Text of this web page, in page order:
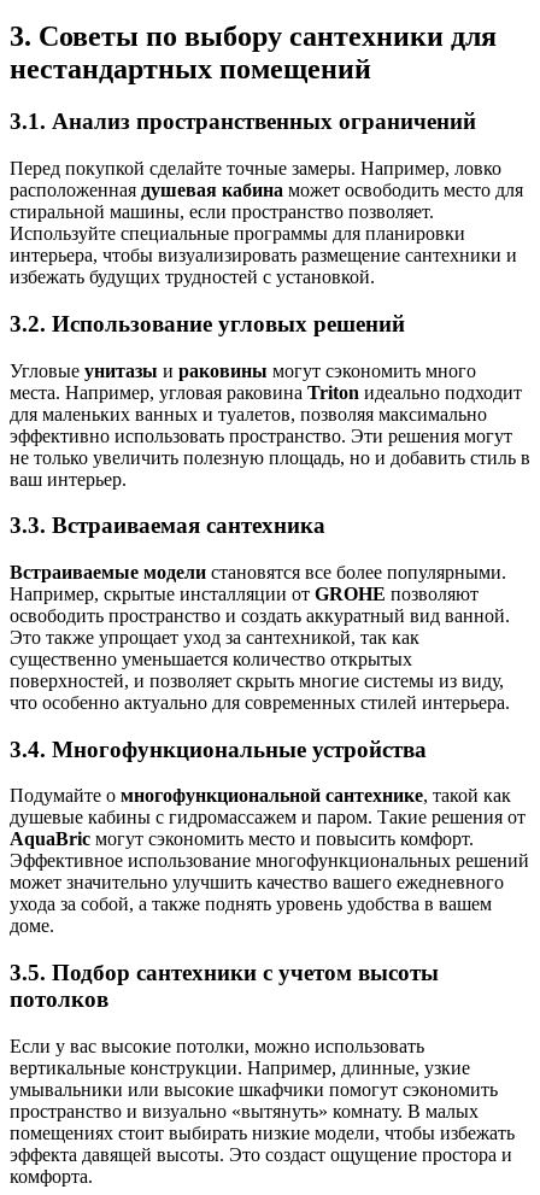
3. Советы по выбору сантехники для
нестандартных помещений
3.1. Анализ пространственных ограничений
Перед покупкой сделайте точные замеры. Например, ловко
расположенная душевая кабина может освободить место для
стиральной машины, если пространство позволяет.
Используйте специальные программы для планировки
интерьера, чтобы визуализировать размещение сантехники и
избежать будущих трудностей с установкой.
3.2. Использование угловых решений
Угловые унитазы и раковины могут сэкономить много
места. Например, угловая раковина Triton идеально подходит
для маленьких ванных и туалетов, позволяя максимально
эффективно использовать пространство. Эти решения могут
не только увеличить полезную площадь, но и добавить стиль в
ваш интерьер.
3.3. Встраиваемая сантехника
Встраиваемые модели становятся все более популярными.
Например, скрытые инсталляции от GROHE позволяют
освободить пространство и создать аккуратный вид ванной.
Это также упрощает уход за сантехникой, так как
существенно уменьшается количество открытых
поверхностей, и позволяет скрыть многие системы из виду,
что особенно актуально для современных стилей интерьера.
3.4. Многофункциональные устройства
Подумайте о многофункциональной сантехнике, такой как
душевые кабины с гидромассажем и паром. Такие решения от
AquaBric могут сэкономить место и повысить комфорт.
Эффективное использование многофункциональных решений
может значительно улучшить качество вашего ежедневного
ухода за собой, а также поднять уровень удобства в вашем
доме.
3.5. Подбор сантехники с учетом высоты
потолков
Если у вас высокие потолки, можно использовать
вертикальные конструкции. Например, длинные, узкие
умывальники или высокие шкафчики помогут сэкономить
пространство и визуально «вытянуть» комнату. В малых
помещениях стоит выбирать низкие модели, чтобы избежать
эффекта давящей высоты. Это создаст ощущение простора и
комфорта.